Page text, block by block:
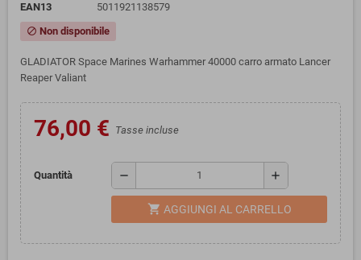
EAN13
5011921138579
block Non disponibile
GLADIATOR Space Marines Warhammer 40000 carro armato Lancer
Reaper Valiant
76,00 € Tasse incluse
Quantità remove add
shopping_cart AGGIUNGI AL CARRELLO